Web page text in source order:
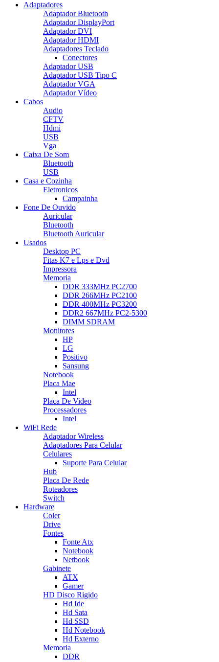
Adaptadores
Adaptador Bluetooth
Adaptador DisplayPort
Adaptador DVI
Adaptador HDMI
Adaptadores Teclado
Conectores
Adaptador USB
Adaptador USB Tipo C
Adaptador VGA
Adaptador Vídeo
Cabos
Audio
CFTV
Hdmi
USB
Vga
Caixa De Som
Bluetooth
USB
Casa e Cozinha
Eletronicos
Campainha
Fone De Ouvido
Auricular
Bluetooth
Bluetooth Auricular
Usados
Desktop PC
Fitas K7 e Lps e Dvd
Impressora
Memoria
DDR 333MHz PC2700
DDR 266MHz PC2100
DDR 400MHz PC3200
DDR2 667MHz PC2-5300
DIMM SDRAM
Monitores
HP
LG
Positivo
Sansung
Notebook
Placa Mae
Intel
Placa De Video
Processadores
Intel
WiFi Rede
Adaptador Wireless
Adaptadores Para Celular
Celulares
Suporte Para Celular
Hub
Placa De Rede
Roteadores
Switch
Hardware
Coler
Drive
Fontes
Fonte Atx
Notebook
Netbook
Gabinete
ATX
Gamer
HD Disco Rigido
Hd Ide
Hd Sata
Hd SSD
Hd Notebook
Hd Externo
Memoria
DDR